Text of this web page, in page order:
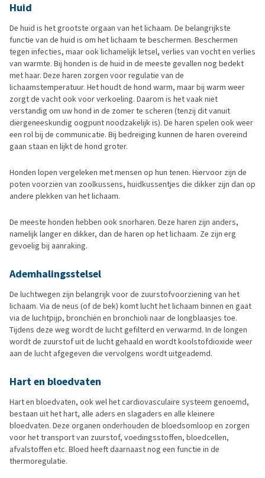
Huid
De huid is het grootste orgaan van het lichaam. De belangrijkste
functie van de huid is om het lichaam te beschermen. Beschermen
tegen infecties, maar ook lichamelijk letsel, verlies van vocht en verlies
van warmte. Bij honden is de huid in de meeste gevallen nog bedekt
met haar. Deze haren zorgen voor regulatie van de
lichaamstemperatuur. Het houdt de hond warm, maar bij warm weer
zorgt de vacht ook voor verkoeling. Daarom is het vaak niet
verstandig om uw hond in de zomer te scheren (tenzij dit vanuit
diergeneeskundig oogpunt noodzakelijk is). De haren spelen ook weer
een rol bij de communicatie. Bij bedreiging kunnen de haren overeind
gaan staan en lijkt de hond groter.
Honden lopen vergeleken met mensen op hun tenen. Hiervoor zijn de
poten voorzien van zoolkussens, huidkussentjes die dikker zijn dan op
andere plekken van het lichaam.
De meeste honden hebben ook snorharen. Deze haren zijn anders,
namelijk langer en dikker, dan de haren op het lichaam. Ze zijn erg
gevoelig bij aanraking.
Ademhalingsstelsel
De luchtwegen zijn belangrijk voor de zuurstofvoorziening van het
lichaam. Via de neus (of de bek) komt lucht het lichaam binnen en gaat
via de luchtpijp, bronchiën en bronchioli naar de longblaasjes toe.
Tijdens deze weg wordt de lucht gefilterd en verwarmd. In de longen
wordt de zuurstof uit de lucht gehaald en wordt koolstofdioxide weer
aan de lucht afgegeven die vervolgens wordt uitgeademd.
Hart en bloedvaten
Hart en bloedvaten, ook wel het cardiovasculaire systeem genoemd,
bestaan uit het hart, alle aders en slagaders en alle kleinere
bloedvaten. Deze organen onderhouden de bloedsomloop en zorgen
voor het transport van zuurstof, voedingsstoffen, bloedcellen,
afvalstoffen etc. Bloed heeft daarnaast nog een functie in de
thermoregulatie.